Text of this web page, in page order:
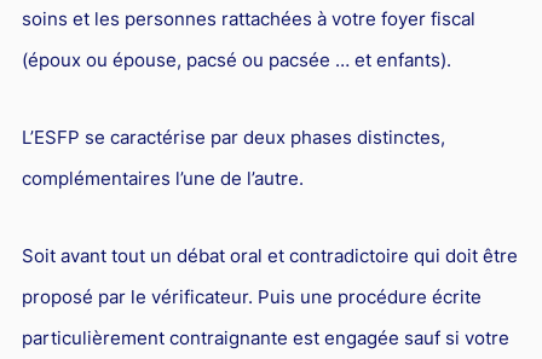
soins et les personnes rattachées à votre foyer fiscal
(époux ou épouse, pacsé ou pacsée … et enfants).
L’ESFP se caractérise par deux phases distinctes,
complémentaires l’une de l’autre.
Soit avant tout un débat oral et contradictoire qui doit être
proposé par le vérificateur. Puis une procédure écrite
particulièrement contraignante est engagée sauf si votre